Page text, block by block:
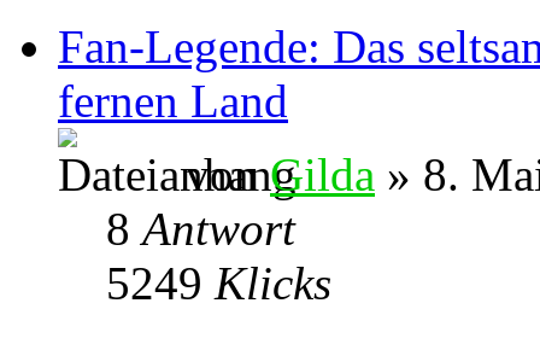
Fan-Legende: Das
fernen Land
vonGilda » 8.
8Antwort
5249 Klicks